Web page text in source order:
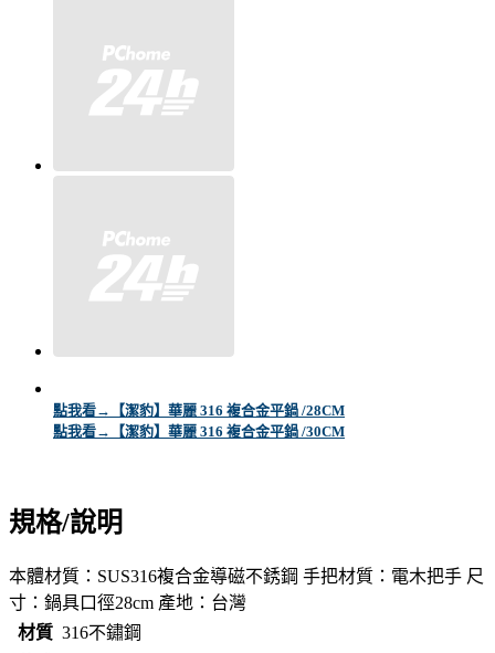
點我看→【潔豹】華麗 316 複合金平鍋 /28CM
點我看→【潔豹】華麗 316 複合金平鍋 /30CM
規格/說明
本體材質：SUS316複合金導磁不銹鋼 手把材質：電木把手 尺
寸：鍋具口徑28cm 產地：台灣
材質 316不鏽鋼